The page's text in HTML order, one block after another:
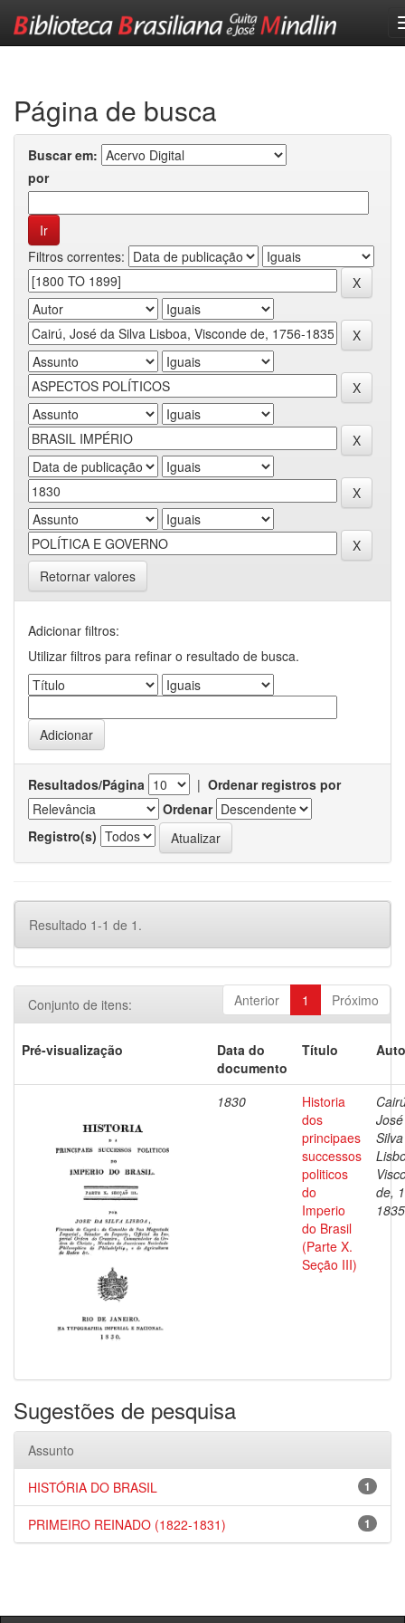
Página de busca
Buscar em:
por
Filtros correntes:
Retornar valores
Adicionar filtros:
Utilizar filtros para refinar o resultado de busca.
Resultados/Página | Ordenar registros por
Ordenar
Registro(s)
Resultado 1-1 de 1.
Anterior 1 Próximo
Conjunto de itens:
Pré-visualização
Data do
documento
Título
1830
Historia
dos
principaes
successos
politicos
do
Imperio
do Brasil
(Parte X.
Seção III)
Silva
de,
1835
Sugestões de pesquisa
Assunto
1
HISTÓRIA DO BRASIL
1
PRIMEIRO REINADO (1822-1831)